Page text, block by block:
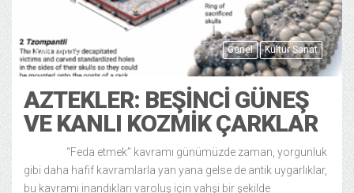
Genel Kültür Sanat
24/01/2026
AZTEKLER: BEŞINCI GÜNEŞ
VE KANLI KOZMIK ÇARKLAR
“Feda etmek” kavramı günümüzde zaman, yorgunluk
gibi daha hafif kavramlarla yan yana gelse de antik uygarlıklar,
bu kavramı inandıkları varoluş için vahşi bir şekilde